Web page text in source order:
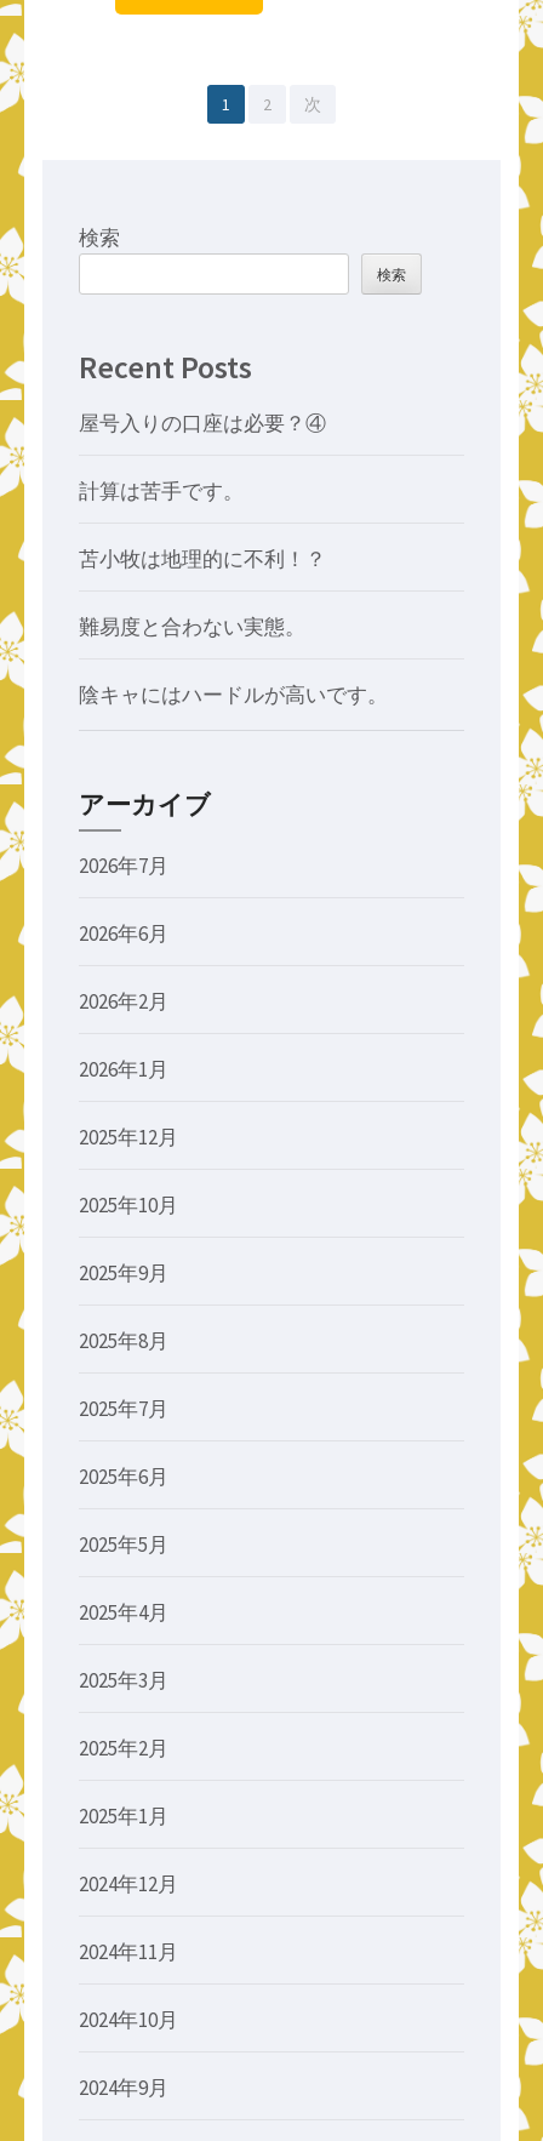
固
ジ
1
固
ジ
2 次
検索
検索
Recent Posts
屋号入りの口座は必要？④
計算は苦手です。
苫小牧は地理的に不利！？
難易度と合わない実態。
陰キャにはハードルが高いです。
アーカイブ
2026年7月
2026年6月
2026年2月
2026年1月
2025年12月
2025年10月
2025年9月
2025年8月
2025年7月
2025年6月
2025年5月
2025年4月
2025年3月
2025年2月
2025年1月
2024年12月
2024年11月
2024年10月
2024年9月